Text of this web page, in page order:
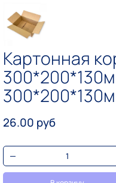
Картонная
26.00 руб